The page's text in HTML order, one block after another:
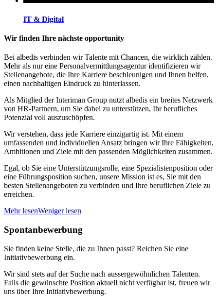
IT & Digital
Wir finden Ihre nächste opportunity
Bei albedis verbinden wir Talente mit Chancen, die wirklich zählen.
Mehr als nur eine Personalvermittlungsagentur identifizieren wir
Stellenangebote, die Ihre Karriere beschleunigen und Ihnen helfen,
einen nachhaltigen Eindruck zu hinterlassen.
Als Mitglied der Interiman Group nutzt albedis ein breites Netzwerk
von HR-Partnern, um Sie dabei zu unterstützen, Ihr berufliches
Potenzial voll auszuschöpfen.
Wir verstehen, dass jede Karriere einzigartig ist. Mit einem
umfassenden und individuellen Ansatz bringen wir Ihre Fähigkeiten,
Ambitionen und Ziele mit den passenden Möglichkeiten zusammen.
Egal, ob Sie eine Unterstützungsrolle, eine Spezialistenposition oder
eine Führungsposition suchen, unsere Mission ist es, Sie mit den
besten Stellenangeboten zu verbinden und Ihre beruflichen Ziele zu
erreichen.
Mehr lesenWeniger lesen
Spontanbewerbung
Sie finden keine Stelle, die zu Ihnen passt? Reichen Sie eine
Initiativbewerbung ein.
Wir sind stets auf der Suche nach aussergewöhnlichen Talenten.
Falls die gewünschte Position aktuell nicht verfügbar ist, freuen wir
uns über Ihre Initiativbewerbung.